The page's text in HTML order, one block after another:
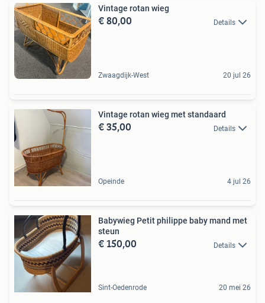
Vintage rotan wieg
€ 80,00 Details
Zwaagdijk-West 20 jul 26
Vintage rotan wieg met standaard
€ 35,00 Details
Opeinde 4 jul 26
Babywieg Petit philippe baby mand met
steun
€ 150,00 Details
Sint-Oedenrode 20 mei 26